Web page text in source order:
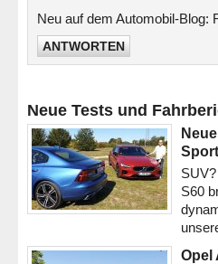
Neu auf dem Automobil-
ANTWORTEN
Neue Tests und
S60
Opel